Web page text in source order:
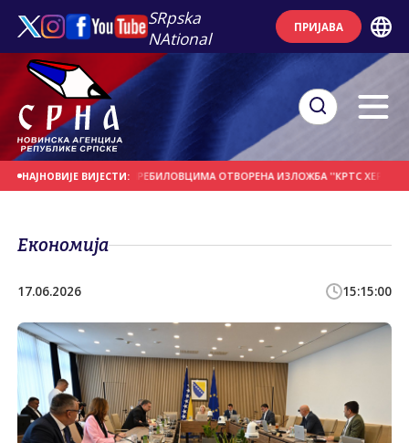
SRpska
NAtional
ПРИЈАВА
НАЈНОВИЈЕ ВИЈЕСТИ:
ДАН У ПРЕБИЛОВЦИМА ОTВОРЕНА ИЗЛОЖБА ''КРTС
Економија
17.06.2026 15:15:00